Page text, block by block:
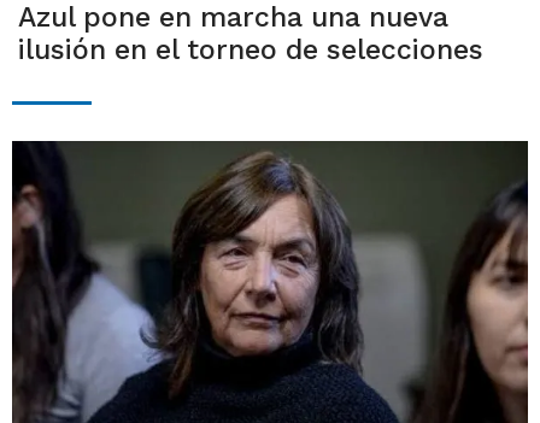
Azul pone en marcha una nueva
ilusión en el torneo de selecciones